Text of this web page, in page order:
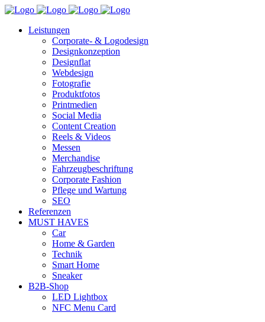
Leistungen
Corporate- & Logodesign
Designkonzeption
Designflat
Webdesign
Fotografie
Produktfotos
Printmedien
Social Media
Content Creation
Reels & Videos
Messen
Merchandise
Fahrzeugbeschriftung
Corporate Fashion
Pflege und Wartung
SEO
Referenzen
MUST HAVES
Car
Home & Garden
Technik
Smart Home
Sneaker
B2B-Shop
LED Lightbox
NFC Menu Card